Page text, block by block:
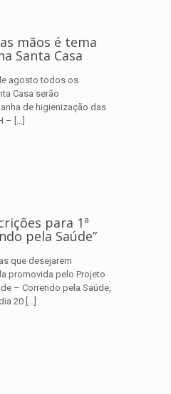
mãos é tema
Santa Casa
agosto todos os
Casa serão
de higienização das
– […]
para 1ª
pela Saúde”
que desejarem
promovida pelo Projeto
– Correndo pela Saúde,
20 […]